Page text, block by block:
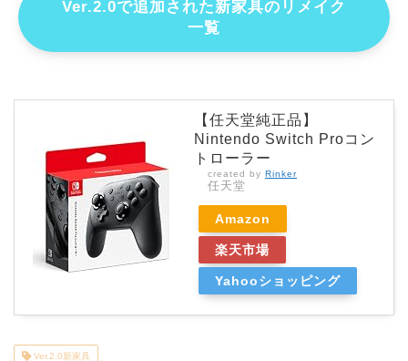
Ver.2.0で追加された新家具のリメイク
一覧
【任天堂純正品】
Nintendo Switch Proコン
トローラー
created by Rinker
任天堂
Amazon
楽天市場
Yahooショッピング
Ver.2.0新家具